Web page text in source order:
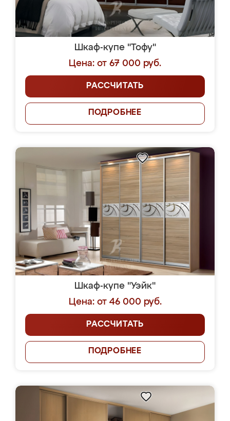
Шкаф-купе "Тофу"
Цена: от 67 000 руб.
РАССЧИТАТЬ
ПОДРОБНЕЕ
Шкаф-купе "Уэйк"
Цена: от 46 000 руб.
РАССЧИТАТЬ
ПОДРОБНЕЕ